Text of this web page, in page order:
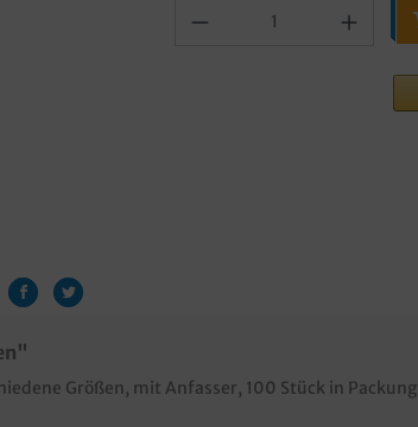
Größen, mit Anfasser, 100 Stück in Packung